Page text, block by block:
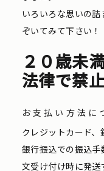
いろいろな思いの
ぞいてみて下さい！
２０歳未
法律で禁
お支払い方法に
クレジットカード、
銀行振込での振込
文受け付け時に発送